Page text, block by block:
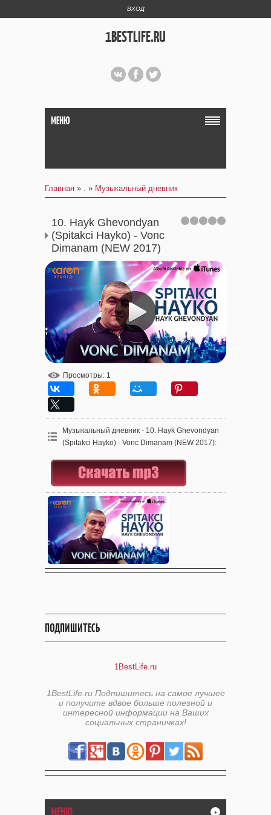
ВХОД
1BESTLIFE.RU
МЕНЮ
Главная » . » Музыкальный дневник
10. Hayk Ghevondyan
(Spitakci Hayko) - Vonc
Dimanam (NEW 2017)
Просмотры: 1
Музыкальный дневник - 10. Hayk Ghevondyan
(Spitakci Hayko) - Vonc Dimanam (NEW 2017):
ПОДПИШИТЕСЬ
1BestLife.ru
1BestLife.ru Подпишитесь на самое лучшее
и получите вдвое больше полезной и
интересной информации на Ваших
социальных страничках!
+